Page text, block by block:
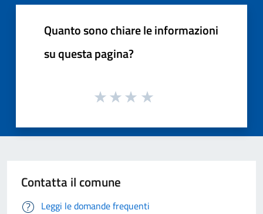
Quanto sono chiare le informazioni
su questa pagina?
Contatta il comune
Leggi le domande frequenti